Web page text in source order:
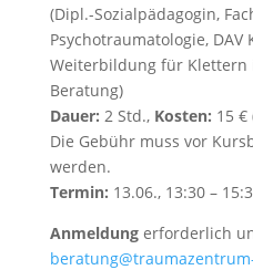
(Dipl.-Sozialpädagogin,
Psychotraumatologie,
Weiterbildung für Klettern
Beratung)
Dauer: 2 Std., Kosten: 15
Die Gebühr muss vor
werden.
Termin: 13.06., 13:30 –
Anmeldung erforderlich